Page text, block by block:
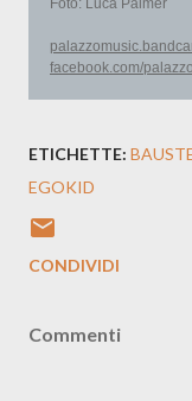
Foto: Luca Palmer
facebook.com/
ETICHETTE:
EGOKID
CONDIVIDI
Commenti